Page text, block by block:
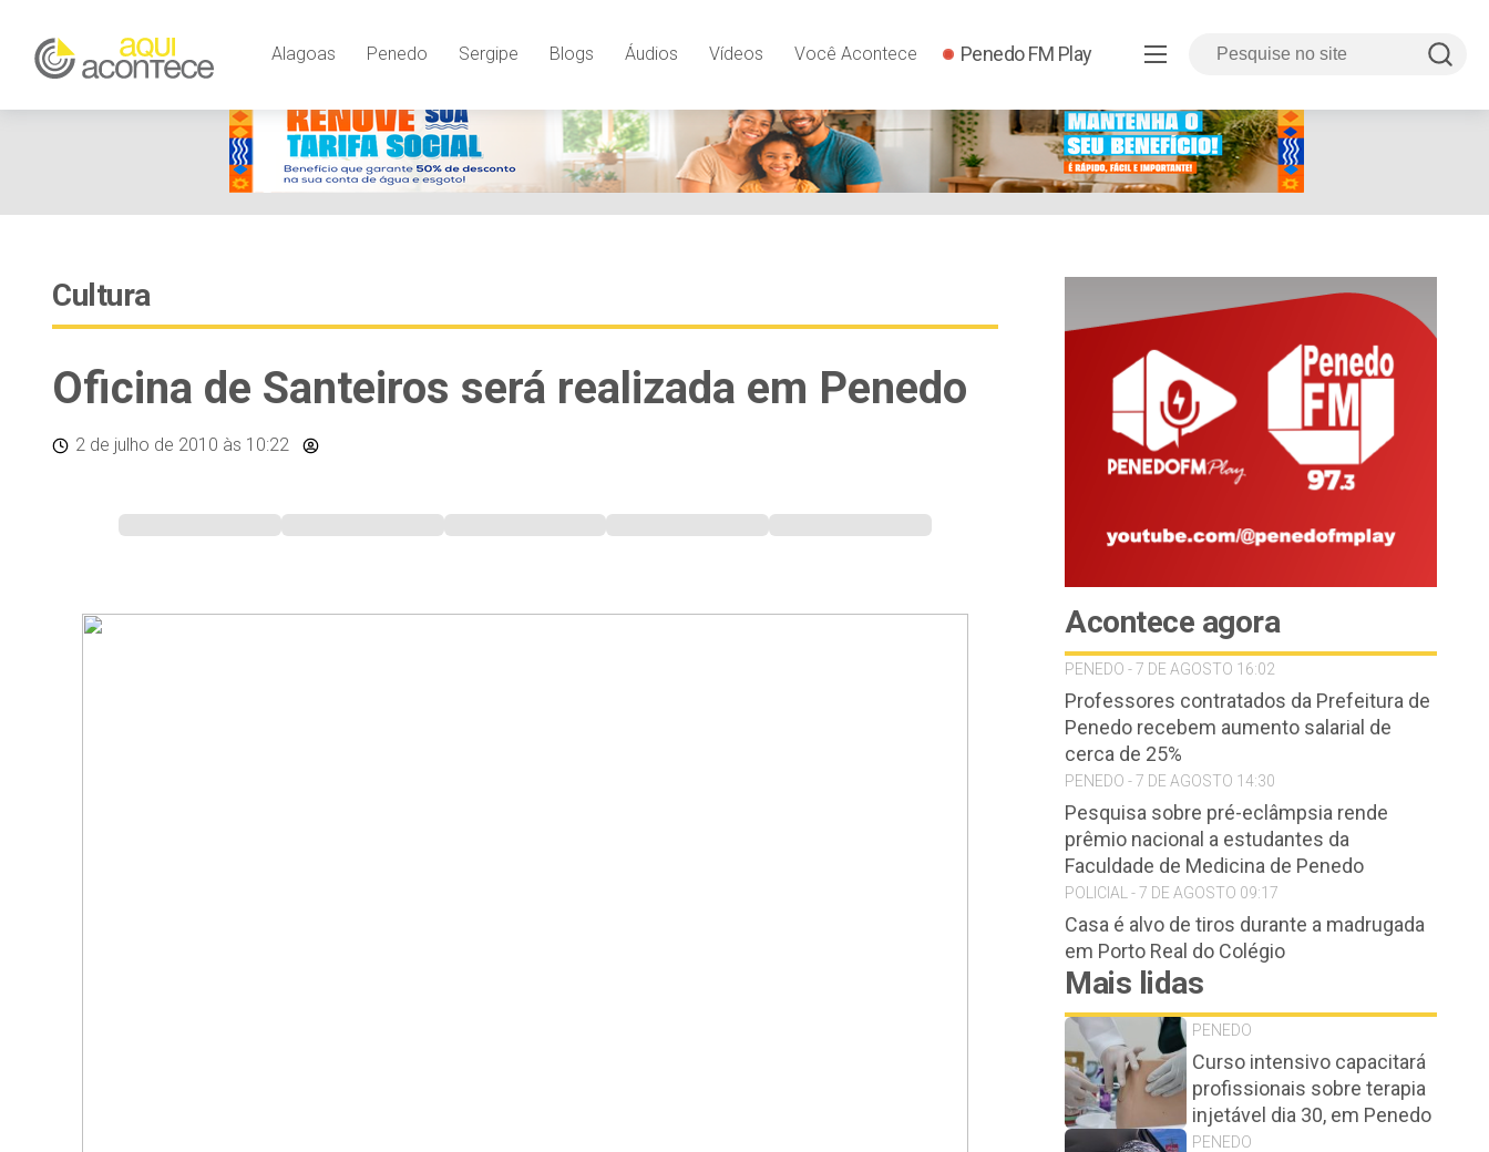
Alagoas Penedo Sergipe Blogs Áudios Vídeos Você Acontece Penedo FM Play
Cultura
Oficina de Santeiros será realizada em Penedo
2 de julho de 2010 às 10:22
Acontece agora
PENEDO - 7 DE AGOSTO 16:02
Professores contratados da Prefeitura de
Penedo recebem aumento salarial de
cerca de 25%
PENEDO - 7 DE AGOSTO 14:30
Pesquisa sobre pré-eclâmpsia rende
prêmio nacional a estudantes da
Faculdade de Medicina de Penedo
POLICIAL - 7 DE AGOSTO 09:17
Casa é alvo de tiros durante a madrugada
em Porto Real do Colégio
Mais lidas
PENEDO
Curso intensivo capacitará
profissionais sobre terapia
injetável dia 30, em Penedo
PENEDO